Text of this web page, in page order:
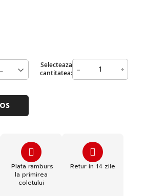
Selecteaza
cantitatea: - +
Plata ramburs
la primirea
coletului
Retur in 14 zile